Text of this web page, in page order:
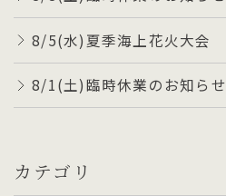
8/5(水)夏季海上花火大会
8/1(土)臨時休業のお知らせ
カテゴリ